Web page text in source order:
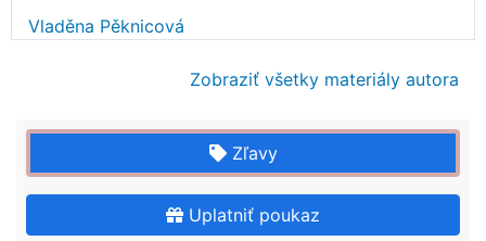
Vladěna Pěknicová
Zobraziť všetky materiály autora
Zľavy
Uplatniť poukaz